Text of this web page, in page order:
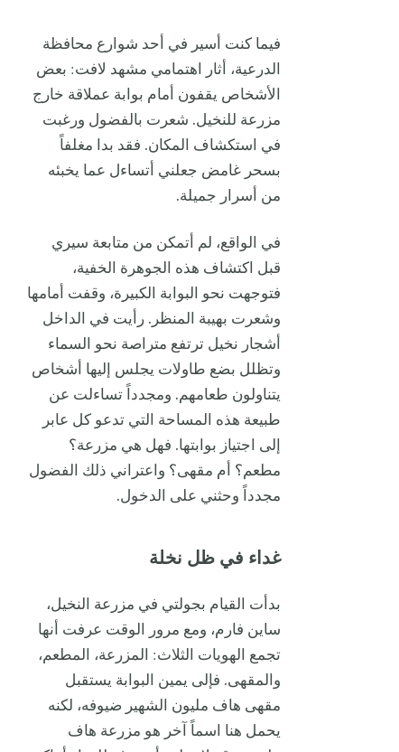
فيما كنت أسير في أحد شوارع محافظة
الدرعية، أثار اهتمامي مشهد لافت: بعض
الأشخاص يقفون أمام بوابة عملاقة خارج
مزرعة للنخيل. شعرت بالفضول ورغبت
في استكشاف المكان. فقد بدا مغلفاً
بسحر غامض جعلني أتساءل عما يخبئه
من أسرار جميلة.
في الواقع، لم أتمكن من متابعة سيري
قبل اكتشاف هذه الجوهرة الخفية،
فتوجهت نحو البوابة الكبيرة، وقفت أمامها
وشعرت بهيبة المنظر. رأيت في الداخل
أشجار نخيل ترتفع متراصة نحو السماء
وتظلل بضع طاولات يجلس إليها أشخاص
يتناولون طعامهم. ومجدداً تساءلت عن
طبيعة هذه المساحة التي تدعو كل عابر
إلى اجتياز بوابتها. فهل هي مزرعة؟
مطعم؟ أم مقهى؟ واعتراني ذلك الفضول
مجدداً وحثني على الدخول.
غداء في ظل نخلة
بدأت القيام بجولتي في مزرعة النخيل،
ساين فارم، ومع مرور الوقت عرفت أنها
تجمع الهويات الثلاث: المزرعة، المطعم،
والمقهى. فإلى يمين البوابة يستقبل
مقهى هاف مليون الشهير ضيوفه، لكنه
يحمل هنا اسماً آخر هو مزرعة هاف